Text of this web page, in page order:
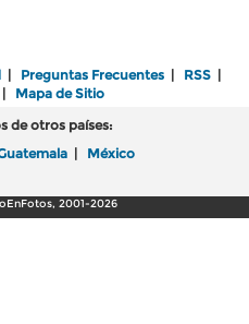
| Preguntas Frecuentes | RSS |
Mapa de Sitio
de otros países:
| México
2001-2026